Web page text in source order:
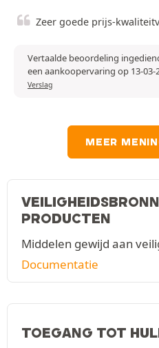
Zeer goede prijs-
Vertaalde beoordeling
een aankoopervaring op 13-03-
Verslag
MEER
PRODUCTEN
Middelen gewijd aan
Documentatie
TOEGANG TOT